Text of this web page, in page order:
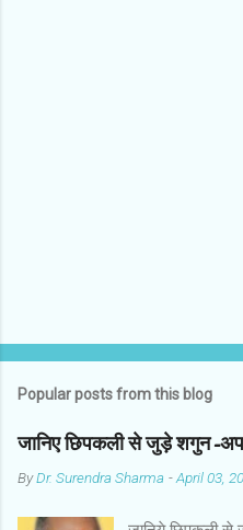
Popular posts from this blog
जानिए छिपकली से जुड़े शगुन-
ByDr. Surendra Sharma -April 03,